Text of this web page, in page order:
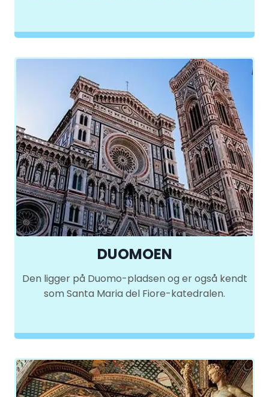
DUOMOEN
Den ligger på Duomo-pladsen og er også kendt
som Santa Maria del Fiore-katedralen.